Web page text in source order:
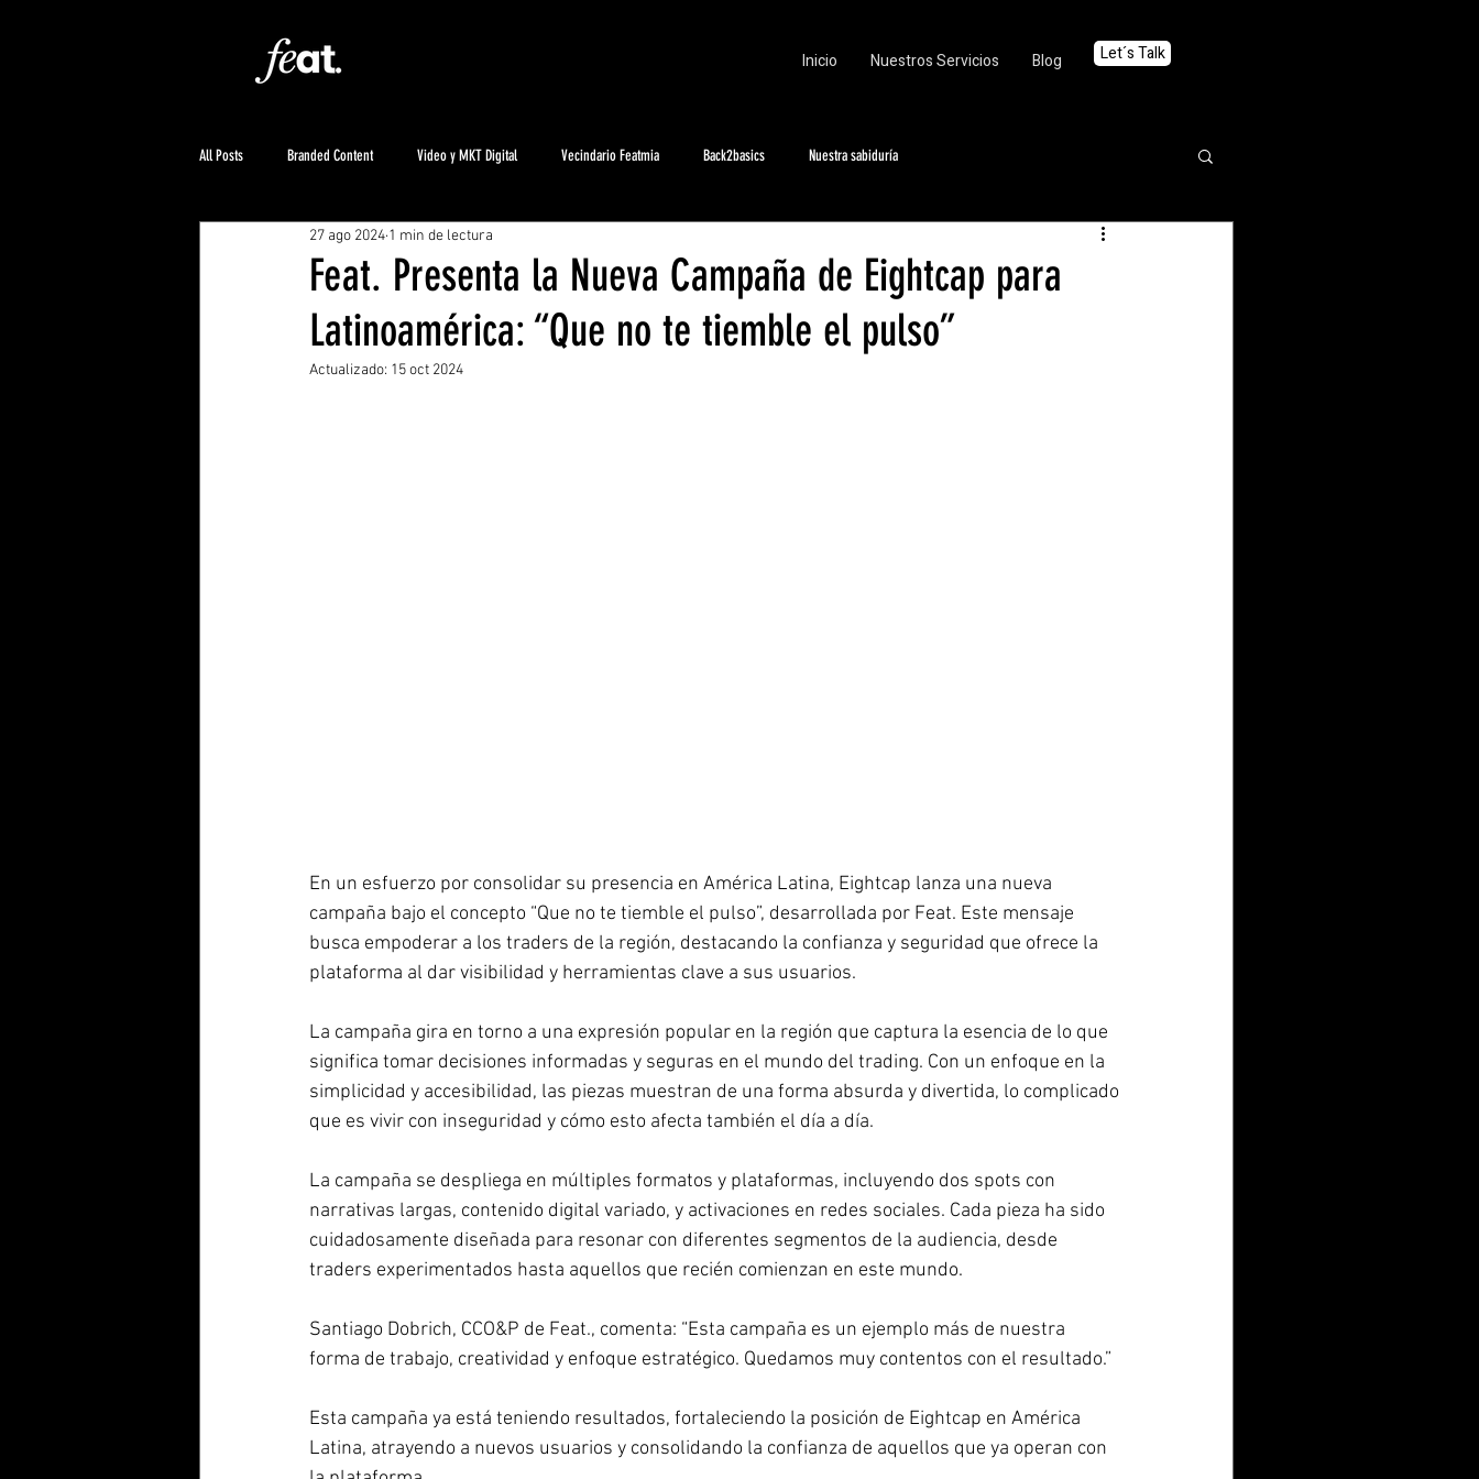
Inicio Nuestros Servicios Blog Let´s Talk
All Posts Branded Content Video y MKT Digital Vecindario Featmia Back2basics Nuestra sabiduría
Feat. Presenta la Nueva Campaña de Eightcap para
Latinoamérica: “Que no te tiemble el pulso”
27 ago 2024 1 min de lectura
Actualizado: 15 oct 2024
En un esfuerzo por consolidar su presencia en América Latina, Eightcap lanza una nueva
campaña bajo el concepto “Que no te tiemble el pulso”, desarrollada por Feat. Este mensaje
busca empoderar a los traders de la región, destacando la confianza y seguridad que ofrece la
plataforma al dar visibilidad y herramientas clave a sus usuarios.
La campaña gira en torno a una expresión popular en la región que captura la esencia de lo que
significa tomar decisiones informadas y seguras en el mundo del trading. Con un enfoque en la
simplicidad y accesibilidad, las piezas muestran de una forma absurda y divertida, lo complicado
que es vivir con inseguridad y cómo esto afecta también el día a día.
La campaña se despliega en múltiples formatos y plataformas, incluyendo dos spots con
narrativas largas, contenido digital variado, y activaciones en redes sociales. Cada pieza ha sido
cuidadosamente diseñada para resonar con diferentes segmentos de la audiencia, desde
traders experimentados hasta aquellos que recién comienzan en este mundo.
Santiago Dobrich, CCO&P de Feat., comenta: “Esta campaña es un ejemplo más de nuestra
forma de trabajo, creatividad y enfoque estratégico. Quedamos muy contentos con el resultado.”
Esta campaña ya está teniendo resultados, fortaleciendo la posición de Eightcap en América
Latina, atrayendo a nuevos usuarios y consolidando la confianza de aquellos que ya operan con